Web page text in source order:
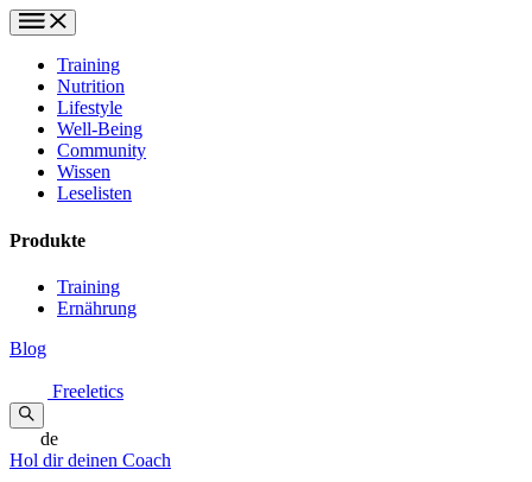
Training
Nutrition
Lifestyle
Well-Being
Community
Wissen
Leselisten
Produkte
Training
Ernährung
Blog
Freeletics
de
Hol dir deinen Coach